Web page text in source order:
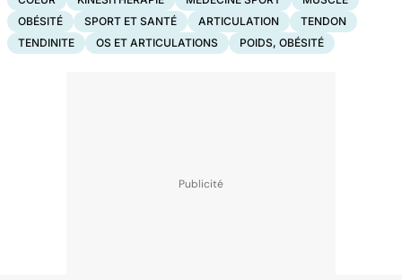
OBÉSITÉ
SPORT ET SANTÉ ARTICULATION
TENDON
TENDINITE
OS ET ARTICULATIONS POIDS, OBÉSITÉ